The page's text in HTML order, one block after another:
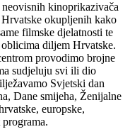
kinoprikazivača
okupljenih kako
filmske djelatnosti te
diljem Hrvatske.
provodimo brojne
sudjeluju svi ili dio
Svjetski dan
Dane smijeha, Ženijalne
europske,